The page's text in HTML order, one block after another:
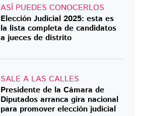
ASÍ PUEDES CONOCERLOS
Elección Judicial 2025: esta es
la lista completa de candidatos
a jueces de distrito
SALE A LAS CALLES
Presidente de la Cámara de
Diputados arranca gira nacional
para promover elección judicial